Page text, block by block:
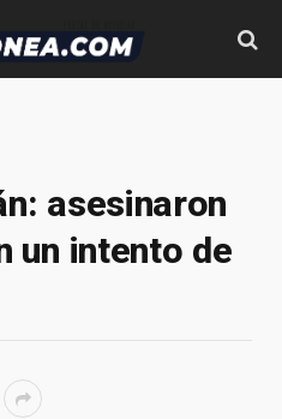
asesinaron
un intento de